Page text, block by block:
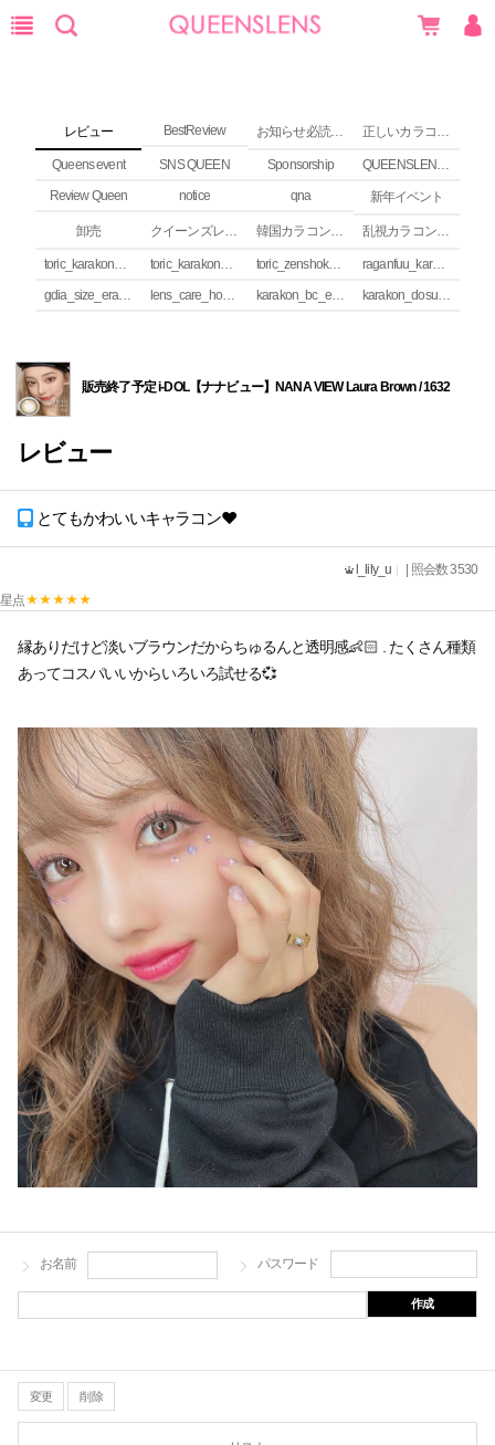
レビュー BestReview お知らせ必読 (NEWS) 正しいカラコンの使い方
Queens event SNS QUEEN Sponsorship
QUEENSLENS Affiliate Program
Review Queen
notice qna 新年イベント
卸売 クイーンズレンズ カラコンコラム 韓国カラコンguide 乱視カラコンの安全性
toric_karakon_takai_riyuu toric_karakon_real_review toric_zenshoku_review
raganfuu_karakon_erabikata
gdia_size_erabikata
lens_care_houhou karakon_bc_erabikata karakon_dosuu_erabikata
販売終了予定 i-DOL【ナナビュー】NANA VIEW Laura Brown / 1632
レビュー
とてもかわいいキャラコン♥
l_lily_u
| 照会数 3530
星点
縁ありだけど淡いブラウンだからちゅるんと透明感👶🏻 . たくさん種類
あってコスパいいからいろいろ試せる💞
お名前 パスワード
作成
変更 削除